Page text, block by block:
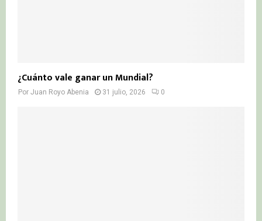
¿Cuánto vale ganar un Mundial?
Por Juan Royo Abenia 31 julio, 2026 0